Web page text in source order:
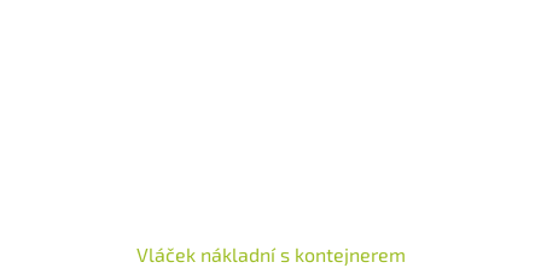
Vláček nákladní s kontejnerem